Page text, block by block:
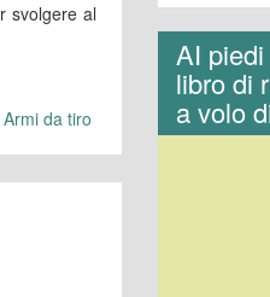
svolgere al
Armi da tiro
AI
libro di
a volo